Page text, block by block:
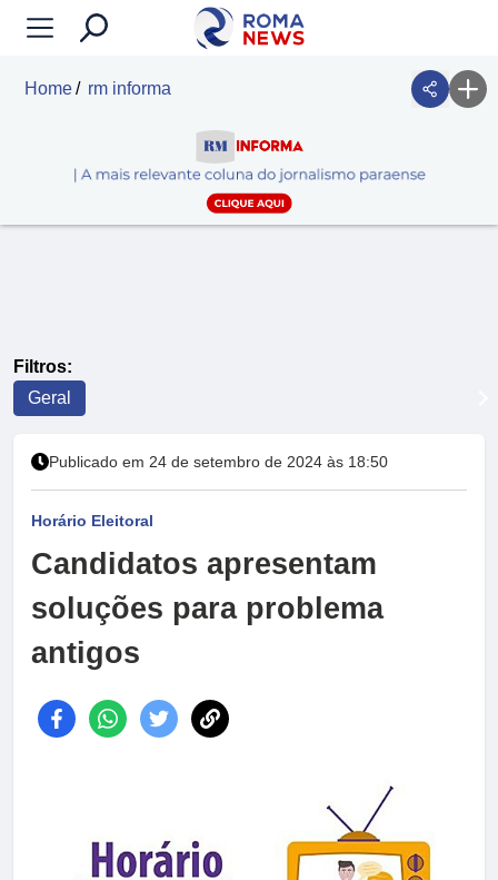
Home rm informa
Filtros:
Geral
Publicado em 24 de setembro de 2024 às 18:50
Horário Eleitoral
Candidatos apresentam
soluções para problema
antigos